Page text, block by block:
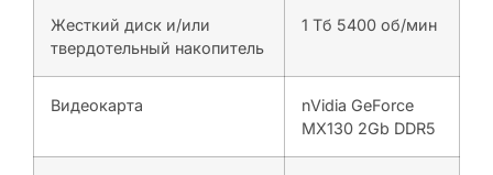
Жесткий диск и/или
твердотельный накопитель
1 Тб 5400 об/мин
Видеокарта
nVidia GeForce
MX130 2Gb DDR5